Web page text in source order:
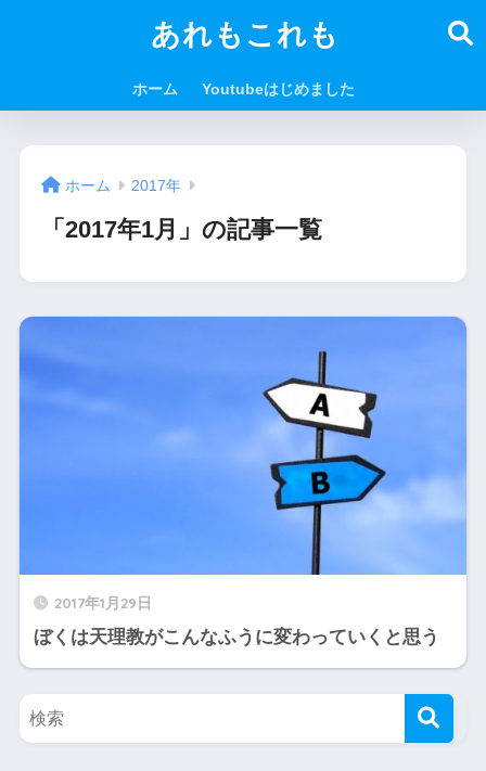
あれもこれも
ホーム Youtubeはじめました
ホーム 2017年
「2017年1月」の記事一覧
2017年1月29日
ぼくは天理教がこんなふうに変わっていくと思う